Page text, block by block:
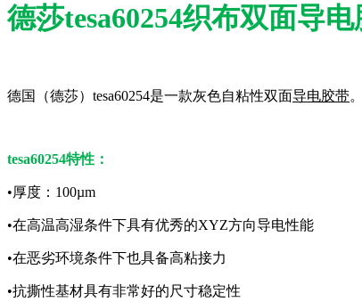
德莎tesa60254织布双面导
德国（德莎）tesa60254是一款灰色自粘性双面导电胶带
tesa60254特性：
•厚度：100µm
•在高温高湿条件下具有优秀的XYZ方向导电性能
•在恶劣环境条件下也具备高粘接力
•抗撕性基材具有非常好的尺寸稳定性